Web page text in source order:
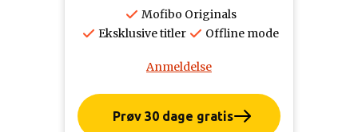
Mofibo Originals
Eksklusive titler
Offline mode
Anmeldelse
Prøv 30 dage gratis